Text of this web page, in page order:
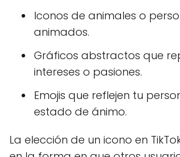
Iconos de animales o
animados.
Gráficos abstractos que
intereses o pasiones.
Emojis que reflejen tu
estado de ánimo.
La elección de un icono en